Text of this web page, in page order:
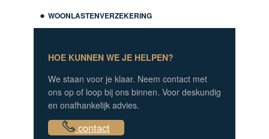
WOONLASTENVERZEKERING
HOE KUNNEN WE JE HELPEN?
We staan voor je klaar. Neem contact met
ons op of loop bij ons binnen. Voor deskundig
en onafhankelijk advies.
contact